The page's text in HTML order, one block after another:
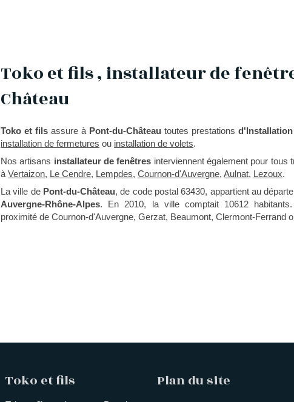
Toko et fils , installateur de
Château
Toko et fils assure à Pont-du-Château toutes prestations
installation de fermetures ou installation de volets.
Nos artisans installateur de fenêtres interviennent également pour tous
àVertaizon, Le Cendre, Lempdes,Cournon-d'Auvergne,Aulnat, Lezoux.
La ville de Pont-du-Château, de code postal 63430, appartient au
Auvergne-Rhône-Alpes. En 2010, la ville comptait 10612 habitants.
proximité de Cournon-d'Auvergne, Gerzat, Beaumont, Clermont-Ferrand
Toko et fils Plan du site